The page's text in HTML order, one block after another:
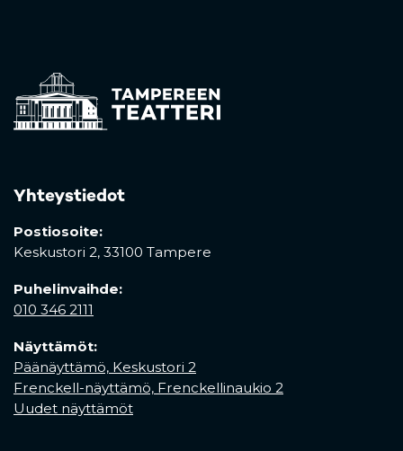
Yhteystiedot
Postiosoite:
Keskustori 2, 33100 Tampere
Puhelinvaihde:
010 346 2111
Näyttämöt:
Päänäyttämö, Keskustori 2
Frenckell-näyttämö, Frenckellinaukio 2
Uudet näyttämöt